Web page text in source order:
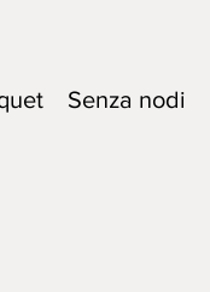
Senza nodi